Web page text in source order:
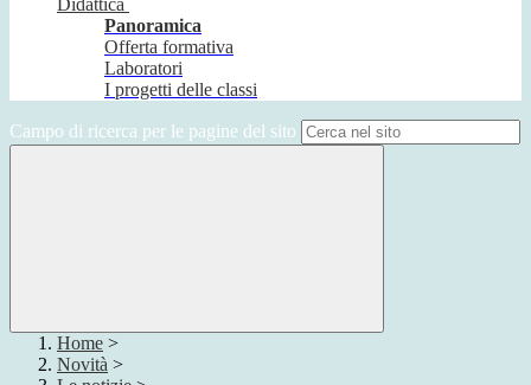
Didattica
Panoramica
Offerta formativa
Laboratori
I progetti delle classi
Campo di ricerca per le pagine del sito
Home >
Novità >